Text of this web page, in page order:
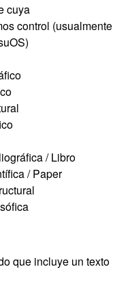
cuya
control (usualmente
/ Libro
/ Paper
que incluye un texto